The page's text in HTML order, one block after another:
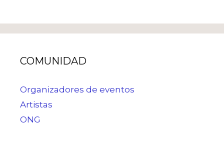
COMUNIDAD
Organizadores de eventos
Artistas
ONG